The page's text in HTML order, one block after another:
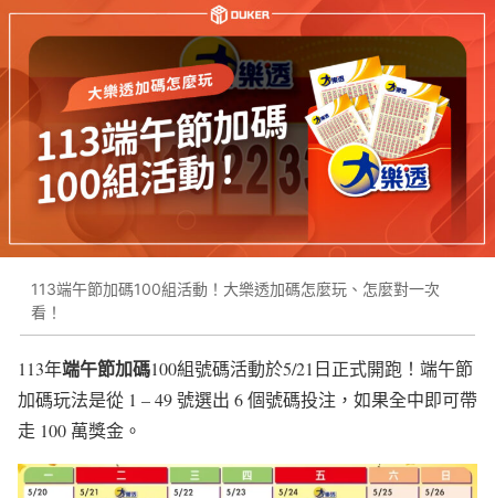
113端午節加碼100組活動！大樂透加碼怎麼玩、怎麼對一次
看！
113年端午節加碼100組號碼活動於5/21日正式開跑！端午節
加碼玩法是從 1 – 49 號選出 6 個號碼投注，如果全中即可帶
走 100 萬獎金。